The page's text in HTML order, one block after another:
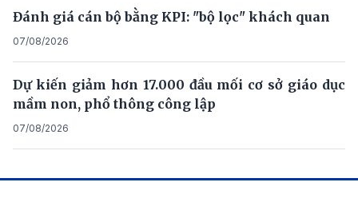
Đánh giá cán bộ bằng KPI: "bộ lọc" khách quan
07/08/2026
Dự kiến giảm hơn 17.000 đầu mối cơ sở giáo dục
mầm non, phổ thông công lập
07/08/2026